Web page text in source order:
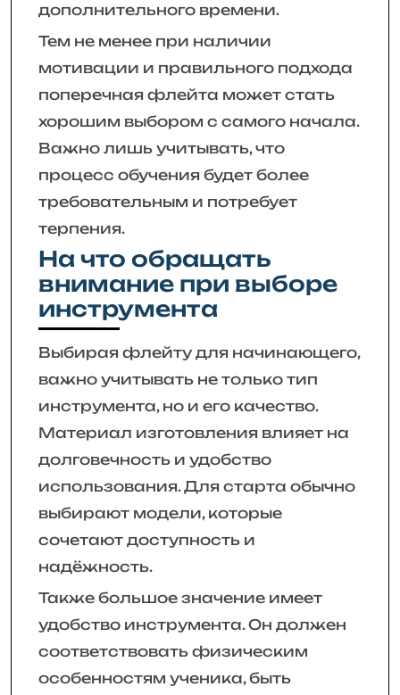
дополнительного времени.
Тем не менее при наличии
мотивации и правильного подхода
поперечная флейта может стать
хорошим выбором с самого начала.
Важно лишь учитывать, что
процесс обучения будет более
требовательным и потребует
терпения.
На что обращать
внимание при выборе
инструмента
Выбирая флейту для начинающего,
важно учитывать не только тип
инструмента, но и его качество.
Материал изготовления влияет на
долговечность и удобство
использования. Для старта обычно
выбирают модели, которые
сочетают доступность и
надёжность.
Также большое значение имеет
удобство инструмента. Он должен
соответствовать физическим
особенностям ученика, быть